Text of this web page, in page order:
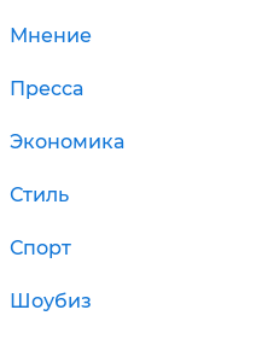
Мнение
Пресса
Экономика
Стиль
Спорт
Шоубиз